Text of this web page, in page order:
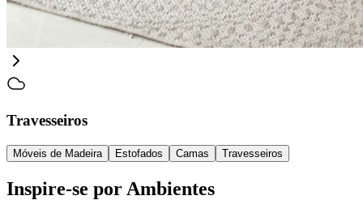
Travesseiros
Móveis de Madeira Estofados Camas Travesseiros
Inspire-se por Ambientes